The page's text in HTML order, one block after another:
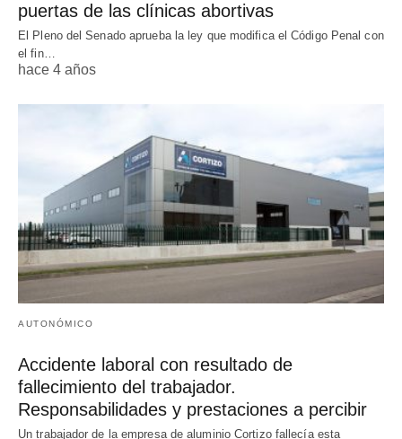
puertas de las clínicas abortivas
El Pleno del Senado aprueba la ley que modifica el Código Penal con
el fin…
hace 4 años
AUTONÓMICO
Accidente laboral con resultado de
fallecimiento del trabajador.
Responsabilidades y prestaciones a percibir
Un trabajador de la empresa de aluminio Cortizo fallecía esta